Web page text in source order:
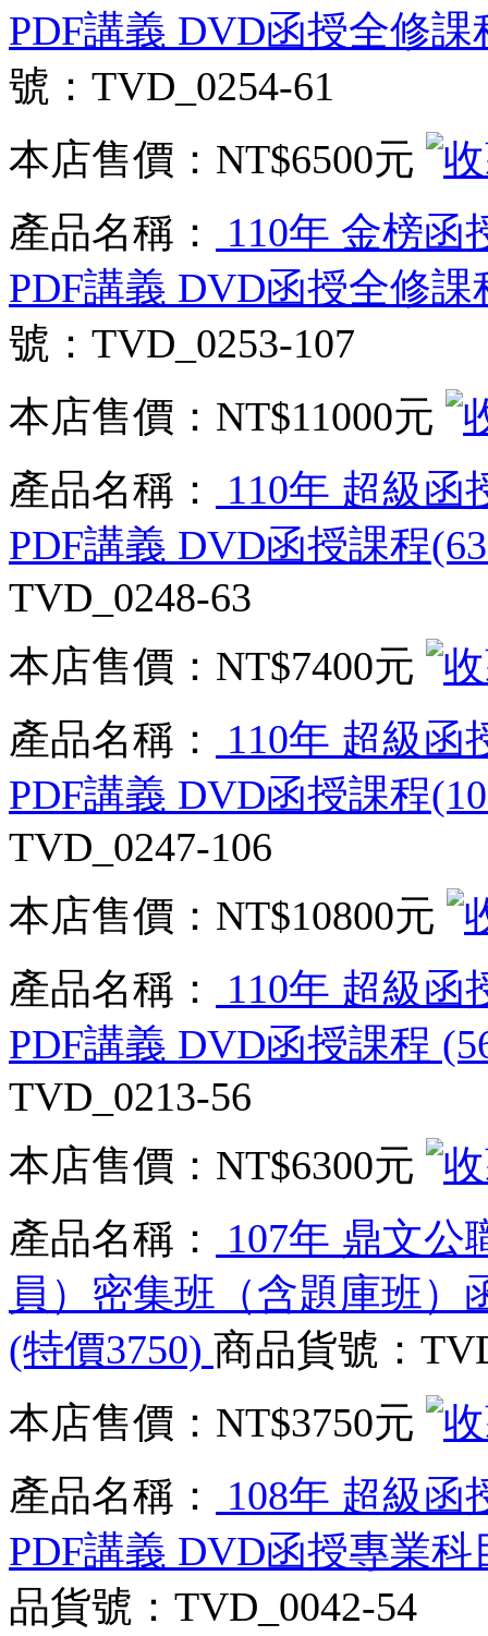
PDF講義 DVD函授全修
號：TVD_0254-61
本店售價： NT$6500元
產品名稱：
110年 金榜函
PDF講義 DVD函授全修
號：TVD_0253-107
本店售價： NT$11000元
產品名稱：
110年 超級函
PDF講義 DVD函授課程
TVD_0248-63
本店售價： NT$7400元
產品名稱：
110年 超級函
PDF講義 DVD函授課程
TVD_0247-106
本店售價： NT$10800元
產品名稱：
110年 超級函
PDF講義 DVD函授課程
TVD_0213-56
本店售價： NT$6300元
產品名稱：
107年 鼎文公
員）密集班（含題庫班）
(特價3750) 商品貨號：
本店售價： NT$3750元
產品名稱：
108年 超級函
PDF講義 DVD函授專業
品貨號：TVD_0042-54